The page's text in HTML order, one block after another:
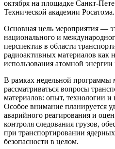
октября на площадке Санкт-
Технической академии Росатома.
Основная цель мероприятия —
национального и
перспектив в области
радиоактивных материалов как
использования атомной энергии
В рамках недельной программы
рассматриваться вопросы
материалов: опыт, технологии и
Особое внимание планируется
аварийного реагирования и
контроля следования грузов,
при транспортировании
безопасности в целом.